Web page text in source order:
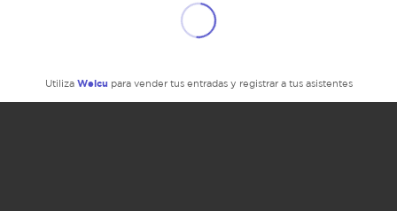
Utiliza Welcu para vender tus entradas y registrar a tus asistentes